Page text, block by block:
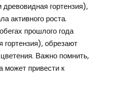
гортензия),
активного роста.
прошлого года
гортензия), обрезают
Важно помнить,
может привести к